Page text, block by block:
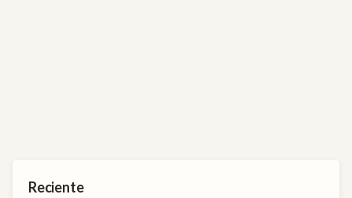
Reciente